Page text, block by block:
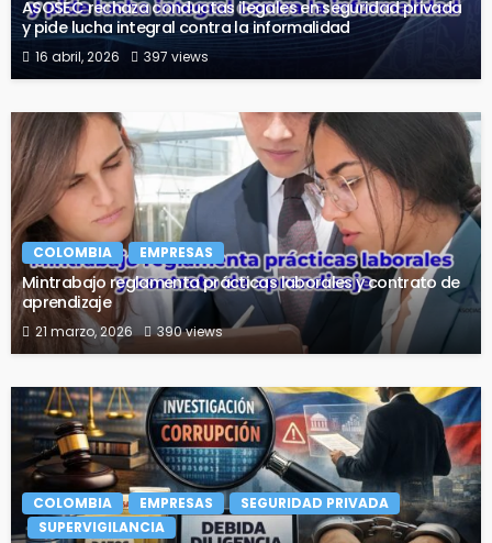
ASOSEC rechaza conductas ilegales en seguridad privada
y pide lucha integral contra la informalidad
16 abril, 2026 397 views
COLOMBIA EMPRESAS
Mintrabajo reglamenta prácticas laborales y contrato de
aprendizaje
21 marzo, 2026 390 views
COLOMBIA EMPRESAS
SEGURIDAD PRIVADA
SUPERVIGILANCIA